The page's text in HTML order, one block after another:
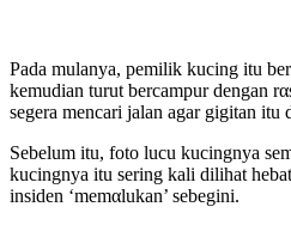
Pada mulanya, pemilik kucing itu
kemudian turut bercampur dengan
segera mencari jalan agar gigitan itu
Sebelum itu, foto lucu kucingnya
kucingnya itu sering kali dilihat
insiden ‘memαlukan’ sebegini.